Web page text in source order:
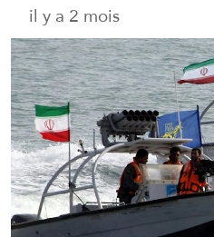
il y a 2 mois